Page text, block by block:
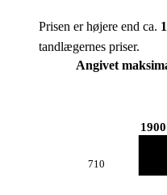
Prisen er højere end ca.
tandlægernes priser.
Angivet
710
1900